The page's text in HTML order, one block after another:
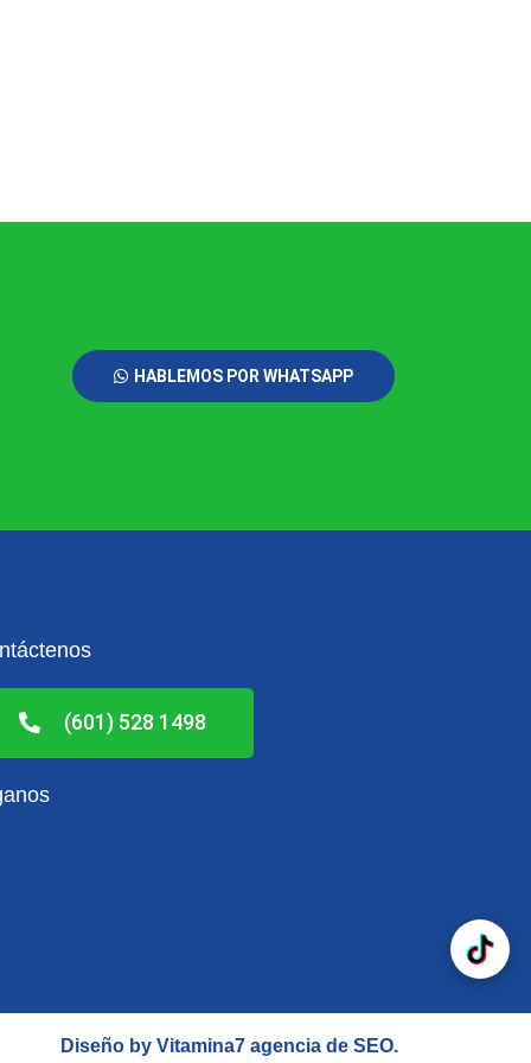
HABLEMOS POR WHATSAPP
(601) 528 1498
k
Diseño by Vitamina7 agencia de SEO.